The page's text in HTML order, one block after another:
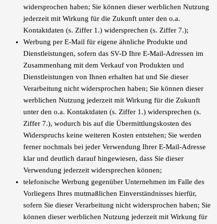
widersprochen haben; Sie können dieser werblichen Nutzung
jederzeit mit Wirkung für die Zukunft unter den o.a.
Kontaktdaten (s. Ziffer 1.) widersprechen (s. Ziffer 7.);
Werbung per E-Mail für eigene ähnliche Produkte und
Dienstleistungen, sofern das SV-D Ihre E-Mail-Adressen im
Zusammenhang mit dem Verkauf von Produkten und
Dienstleistungen von Ihnen erhalten hat und Sie dieser
Verarbeitung nicht widersprochen haben; Sie können dieser
werblichen Nutzung jederzeit mit Wirkung für die Zukunft
unter den o.a. Kontaktdaten (s. Ziffer 1.) widersprechen (s.
Ziffer 7.), wodurch bis auf die Übermittlungskosten des
Widerspruchs keine weiteren Kosten entstehen; Sie werden
ferner nochmals bei jeder Verwendung Ihrer E-Mail-Adresse
klar und deutlich darauf hingewiesen, dass Sie dieser
Verwendung jederzeit widersprechen können;
telefonische Werbung gegenüber Unternehmen im Falle des
Vorliegens Ihres mutmaßlichen Einverständnisses hierfür,
sofern Sie dieser Verarbeitung nicht widersprochen haben; Sie
können dieser werblichen Nutzung jederzeit mit Wirkung für